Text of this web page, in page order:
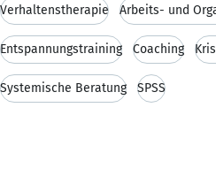
Verhaltenstherapie Arbeits- und
Entspannungstraining Coaching
Systemische Beratung SPSS